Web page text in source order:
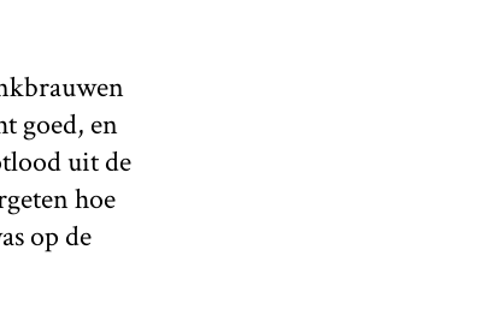
goed, en
uit de
hoe
op de